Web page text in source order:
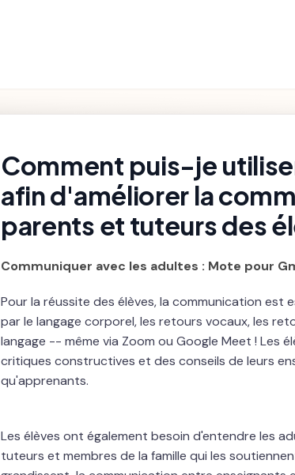
Comment puis-je
afin d'améliorer la
parents et tuteurs des
Communiquer avec les adultes : Mote pour
Pour la réussite des élèves, la communication est
par le langage corporel, les retours vocaux, les
langage -- même via Zoom ou Google Meet ! Les
critiques constructives et des conseils de leurs
qu'apprenants.
Les élèves ont également besoin d'entendre les
tuteurs et membres de la famille qui les